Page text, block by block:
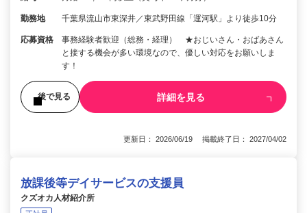
勤務地 千葉県流山市東深井／東武野田線「運河駅」より徒歩10分
応募資格
事務経験者歓迎（総務・経理） ★おじいさん・おばあさん
と接する機会が多い環境なので、優しい対応をお願いしま
す！
後で見る 詳細を見る
更新日： 2026/06/19 掲載終了日： 2027/04/02
放課後等デイサービスの支援員
クズオカ人材紹介所